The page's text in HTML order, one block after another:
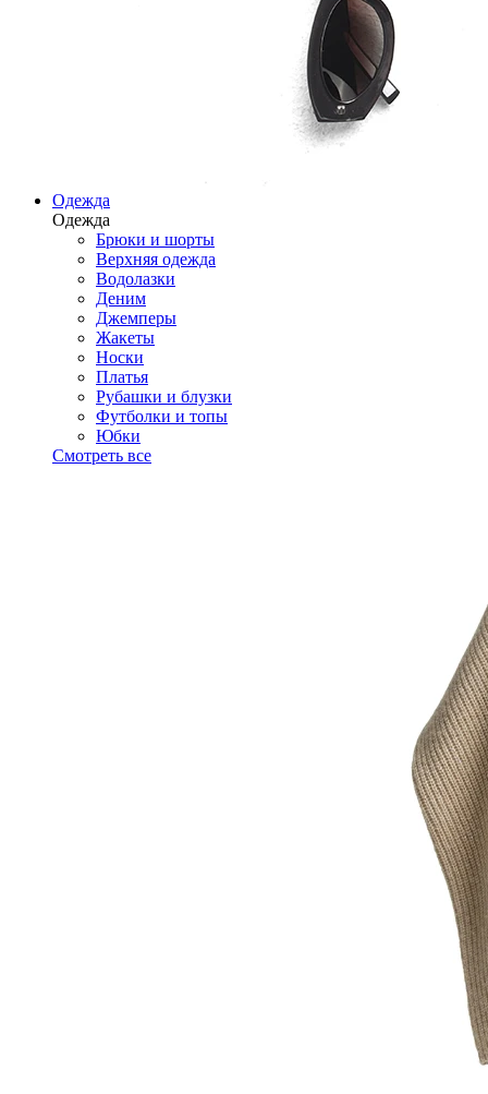
Одежда
Одежда
Брюки и шорты
Верхняя одежда
Водолазки
Деним
Джемперы
Жакеты
Носки
Платья
Рубашки и блузки
Футболки и топы
Юбки
Смотреть все